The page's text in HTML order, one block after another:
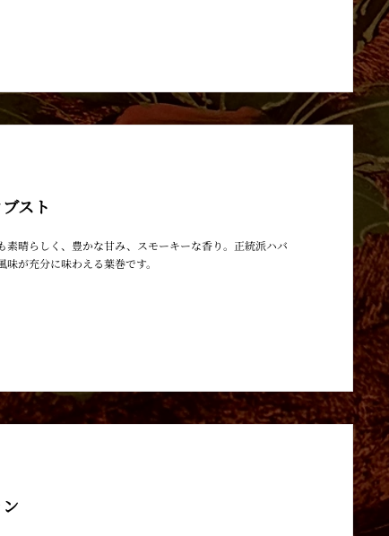
スト
素晴らしく、豊かな甘み、スモーキーな香り。正統派ハバ
味が充分に味わえる葉巻です。